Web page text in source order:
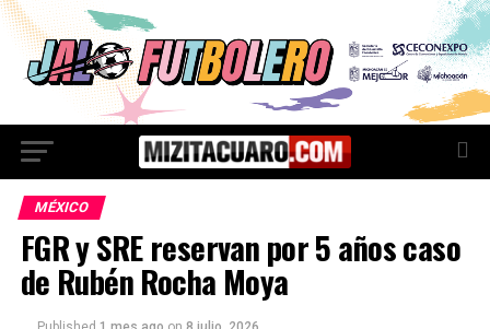
MÉXICO
FGR y SRE reservan por 5 años caso
de Rubén Rocha Moya